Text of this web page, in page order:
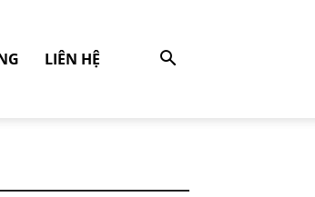
LIÊN HỆ